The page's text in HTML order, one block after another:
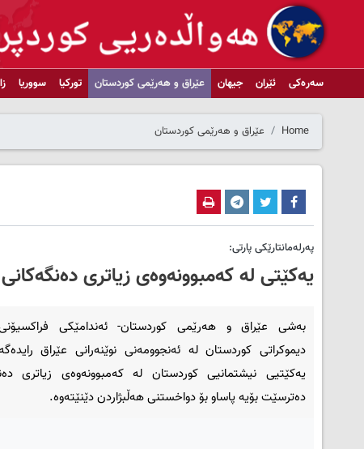
سەرەکی ئێران جیهان عێراق و هەرێمی کوردستان تورکیا سووریا
Home عێراق و هەرێمی کوردستان
پەرلەمانتارێکی پارتی:
یەکێتی لە کەمبوونەوەی زیاتری
بەشی عێراق و هەرێمی کوردستان- ئەندامێکی
دیموکراتی کوردستان لە ئەنجوومەنی نوێنەرانی عێراق
یەکێتیی نیشتمانیی کوردستان لە کەمبوونەوەی زیاتری
دەترسێت بۆیە پاساو بۆ دواخستنی هەڵبژاردن دێنێتەوە.